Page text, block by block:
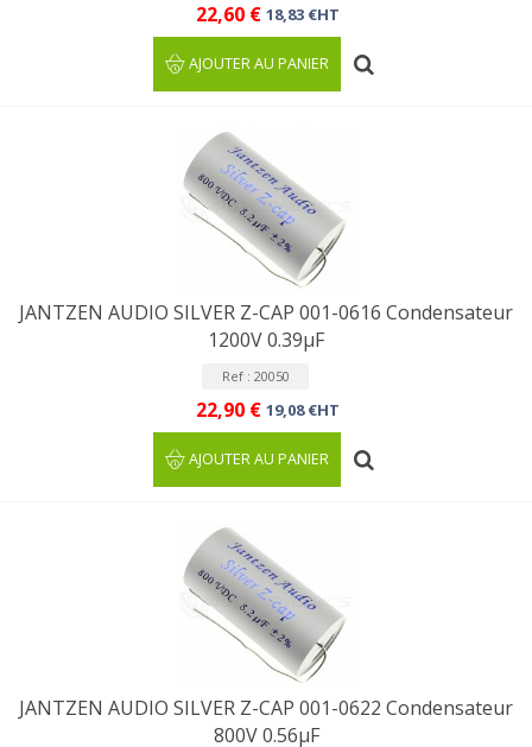
22,60 € 18,83 €HT
AJOUTER AU PANIER
JANTZEN AUDIO SILVER Z-CAP 001-0616 Condensateur
1200V 0.39µF
Ref : 20050
22,90 € 19,08 €HT
AJOUTER AU PANIER
JANTZEN AUDIO SILVER Z-CAP 001-0622 Condensateur
800V 0.56µF